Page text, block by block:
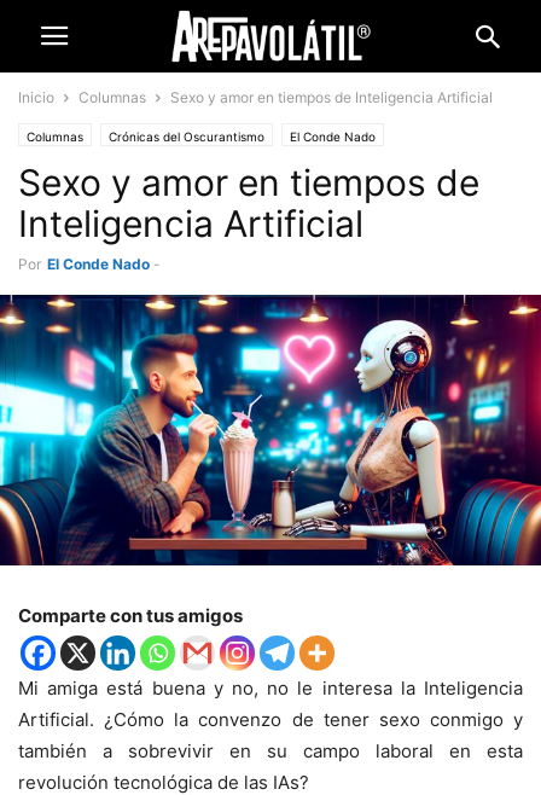
Inicio Columnas Sexo y amor en tiempos de Inteligencia Artificial
Columnas Crónicas del Oscurantismo El Conde Nado
Sexo y amor en tiempos de
Inteligencia Artificial
Por El Conde Nado -
Comparte con tus amigos
Mi amiga está buena y no, no le interesa la Inteligencia
Artificial. ¿Cómo la convenzo de tener sexo conmigo y
también a sobrevivir en su campo laboral en esta
revolución tecnológica de las IAs?